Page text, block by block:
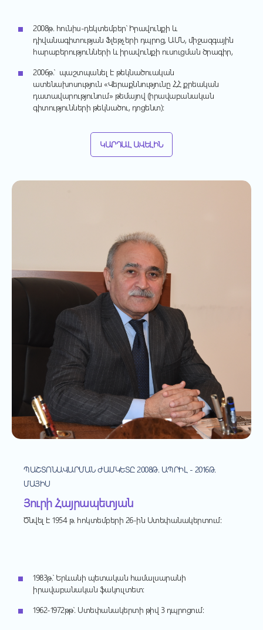
2008թ. հունիս-դեկտեմբեր՝ Իրավունքի և
դիվանագիտության Ֆլեթչերի դպրոց, ԱՄՆ, միջազգային
հարաբերությունների և իրավունքի ուսուցման ծրագիր,
2006թ.՝ պաշտպանել է թեկնածուական
ատենախոսություն «Վերաքննությունը ՀՀ քրեական
դատավարությունում» թեմայով (իրավաբանական
գիտությունների թեկնածու , դոցենտ):
ԿԱՐԴԱԼ ԱՎԵԼԻՆ
ՊԱՇՏՈՆԱՎԱՐՄԱՆ ԺԱՄԿԵՏԸ 2008Թ. ԱՊՐԻԼ - 2016Թ.
ՄԱՅԻՍ
Յուրի Հայրապետյան
Ծնվել է 1954 թ. հոկտեմբերի 26-ին Ստեփանակերտում:
1983թ.՝ Երևանի պետական համալսարանի
իրավաբանական ֆակուլտետ:
1962-1972թթ՝. Ստեփանակերտի թիվ 3 դպրոցում: